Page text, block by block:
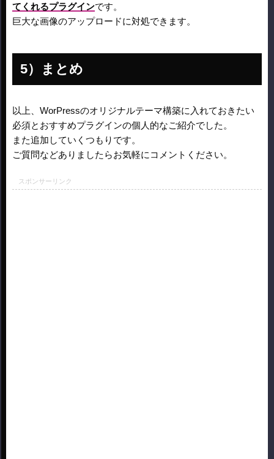
てくれるプラグインです。
巨大な画像のアップロードに対処できます。
まとめ
以上、WorPressのオリジナルテーマ構築に入れておきたい
必須とおすすめプラグインの個人的なご紹介でした。
また追加していくつもりです。
ご質問などありましたらお気軽にコメントください。